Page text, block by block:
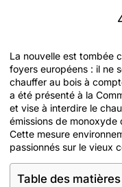
La nouvelle est tombée
foyers européens : il ne
chauffer au bois à
a été présenté à la
et vise à interdire le
émissions de
Cette mesure
passionnés sur le vieux
Table des matières